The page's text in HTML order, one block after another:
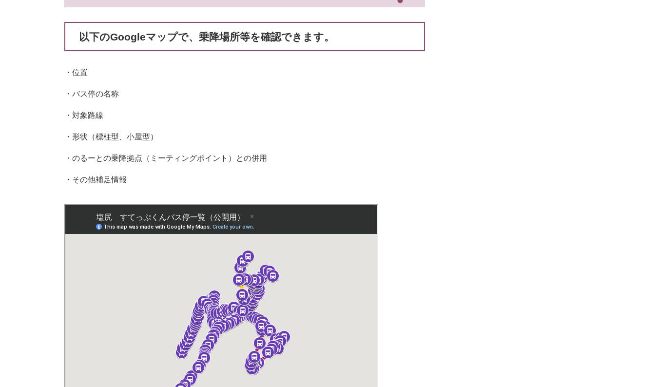
以下のGoogleマップで、乗降場所等を確認できます。
・位置
・バス停の名称
・対象路線
・形状（標柱型、小屋型）
・のるーとの乗降拠点（ミーティングポイント）との併用
・その他補足情報